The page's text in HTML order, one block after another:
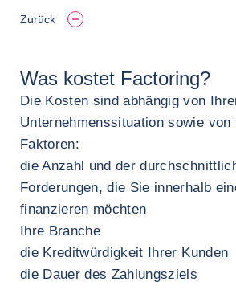
Zurück
Was kostet Factoring?
Die Kosten sind abhängig von
Unternehmenssituation sowie von
Faktoren:
die Anzahl und der
Forderungen, die Sie innerhalb
finanzieren möchten
Ihre Branche
die Kreditwürdigkeit Ihrer Kunden
die Dauer des Zahlungsziels